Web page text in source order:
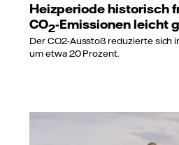
Heizperiode historisch
CO2-Emissionen leicht
Der CO2-Ausstoß reduzierte sich
um etwa 20 Prozent.